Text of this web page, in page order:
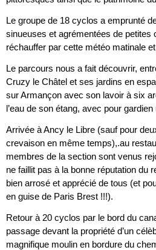
Le groupe de 18 cyclos a emprunté
sinueuses et agrémentées de petites
réchauffer par cette météo matinale
Le parcours nous a fait découvrir,
Cruzy le Châtel et ses jardins en
sur Armançon avec son lavoir à six
l’eau de son étang, avec pour
Arrivée à Ancy le Libre (sauf pour
crevaison en même temps),.au
membres de la section sont venus
ne faillit pas à la bonne réputation du
bien arrosé et apprécié de tous (et
en guise de Paris Brest !!!).
Retour à 20 cyclos par le bord du
passage devant la propriété d’un
magnifique moulin en bordure du